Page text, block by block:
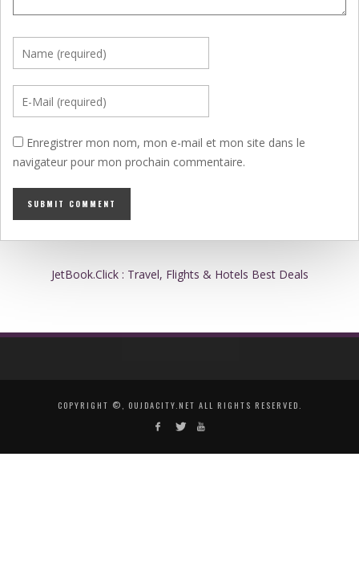
Enregistrer mon nom, mon e-mail et mon site dans le
navigateur pour mon prochain commentaire.
JetBook.Click : Travel, Flights & Hotels Best Deals
COPYRIGHT ©, OUJDACITY.NET ALL RIGHTS RESERVED.